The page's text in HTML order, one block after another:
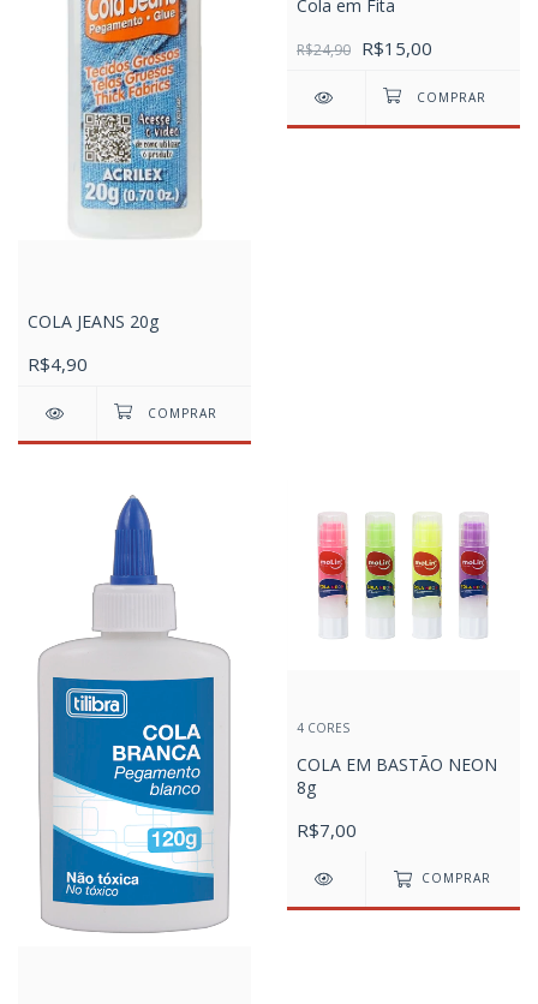
COLA JEANS 20g
R$4,90
Cola em Fita
R$24,90 R$15,00
4 CORES
COLA EM BASTÃO NEON
8g
R$7,00
COMPRAR